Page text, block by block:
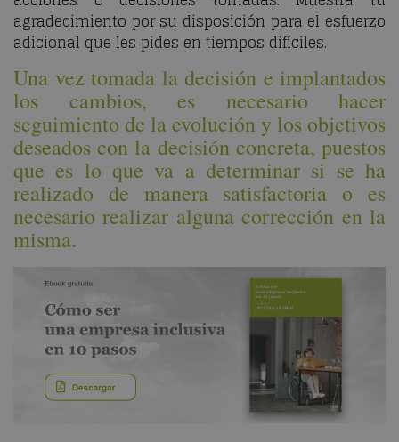
agradecimiento por su disposición para el esfuerzo
adicional que les pides en tiempos difíciles.
Una vez tomada la decisión e implantados
los cambios, es necesario hacer
seguimiento de la evolución y los objetivos
deseados con la decisión concreta, puestos
que es lo que va a determinar si se ha
realizado de manera satisfactoria o es
necesario realizar alguna corrección en la
misma.